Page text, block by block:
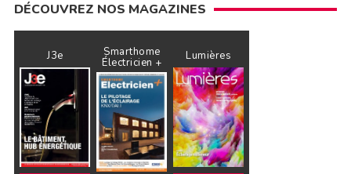
DÉCOUVREZ NOS MAGAZINES
J3e Smarthome
Électricien + Lumières